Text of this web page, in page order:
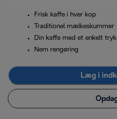
Frisk kaffe i hver kop
Traditionel mælkeskummer
Din kaffe med et enkelt tryk
Nem rengøring
Læg i